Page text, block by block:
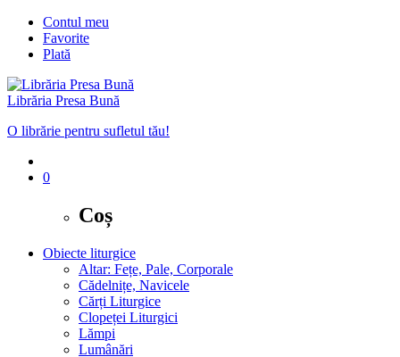
Contul meu
Favorite
Plată
Librăria Presa Bună
O librărie pentru sufletul tău!
0
Coș
Obiecte liturgice
Altar: Fețe, Pale, Corporale
Cădelnițe, Navicele
Cărți Liturgice
Clopeței Liturgici
Lămpi
Lumânări